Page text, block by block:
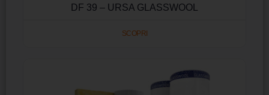
DF 39 – URSA GLASSWOOL
SCOPRI